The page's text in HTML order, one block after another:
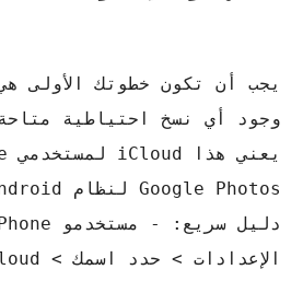
يجب أن تكون خطوتك الأولى
وجود أي نسخ احتياطية
Google Photos لنظام Android.
الإعدادات > حدد اسمك > iCloud > الصور.